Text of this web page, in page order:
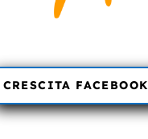
CRESCITA FACEBOOK